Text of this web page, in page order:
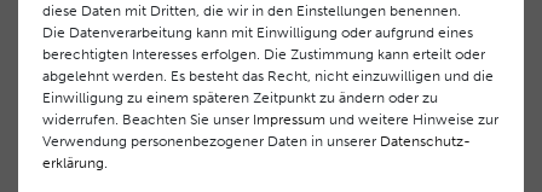
überdurchschnittliche Behandlungs- und Serviceleistung
gewährleisten. Deshalb haben wir ein selektives
Vertriebssystem eingeführt. THALGO COSMETICPartner
werden auf diese Weise wirtschaftlich unterstützt,
während Endverbrauchern eine stets gleichbleibend hohe
Dienstleistungsqualität und ein innovatives Produkt- und
Behandlungsprogramm geboten wird.
diese Daten mit Dritten, die wir in den Einstellungen benennen.
Die Datenverarbeitung kann mit Einwilligung oder aufgrund eines
berechtigten Interesses erfolgen. Die Zustimmung kann erteilt oder
abgelehnt werden. Es besteht das Recht, nicht einzuwilligen und die
Einwilligung zu einem späteren Zeitpunkt zu ändern oder zu
widerrufen. Beachten Sie unser Impressum und weitere Hinweise zur
Verwendung personenbezogener Daten in unserer Daten­schutz­
erklärung.